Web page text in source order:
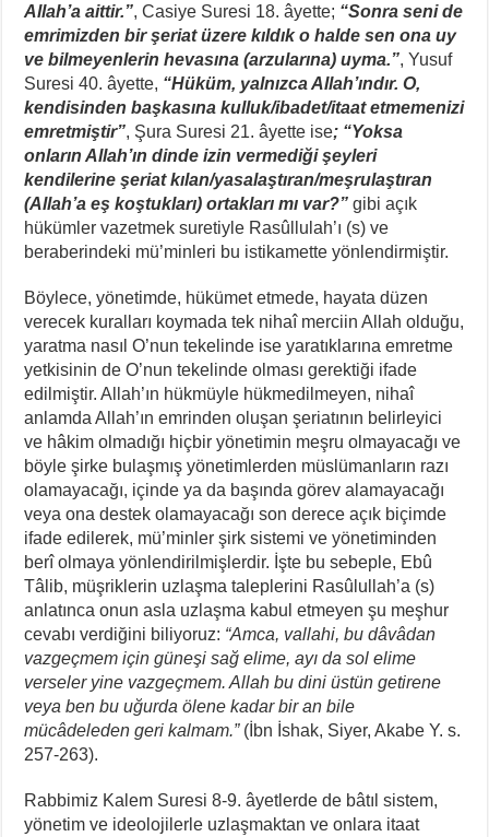
Allah’a aittir.”, Casiye Suresi 18. âyette; “Sonra seni de
emrimizden bir şeriat üzere kıldık o halde sen ona uy
ve bilmeyenlerin hevasına (arzularına) uyma.”, Yusuf
Suresi 40. âyette, “Hüküm, yalnızca Allah’ındır. O,
kendisinden başkasına kulluk/ibadet/itaat etmemenizi
emretmiştir”, Şura Suresi 21. âyette ise; “Yoksa
onların Allah’ın dinde izin vermediği şeyleri
kendilerine şeriat kılan/yasalaştıran/meşrulaştıran
(Allah’a eş koştukları) ortakları mı var?” gibi açık
hükümler vazetmek suretiyle Rasûllulah’ı (s) ve
beraberindeki mü’minleri bu istikamette yönlendirmiştir.
Böylece, yönetimde, hükümet etmede, hayata düzen
verecek kuralları koymada tek nihaî merciin Allah olduğu,
yaratma nasıl O’nun tekelinde ise yaratıklarına emretme
yetkisinin de O’nun tekelinde olması gerektiği ifade
edilmiştir. Allah’ın hükmüyle hükmedilmeyen, nihaî
anlamda Allah’ın emrinden oluşan şeriatının belirleyici
ve hâkim olmadığı hiçbir yönetimin meşru olmayacağı ve
böyle şirke bulaşmış yönetimlerden müslümanların razı
olamayacağı, içinde ya da başında görev alamayacağı
veya ona destek olamayacağı son derece açık biçimde
ifade edilerek, mü’minler şirk sistemi ve yönetiminden
berî olmaya yönlendirilmişlerdir. İşte bu sebeple, Ebû
Tâlib, müşriklerin uzlaşma taleplerini Rasûlullah’a (s)
anlatınca onun asla uzlaşma kabul etmeyen şu meşhur
cevabı verdiğini biliyoruz: “Amca, vallahi, bu dâvâdan
vazgeçmem için güneşi sağ elime, ayı da sol elime
verseler yine vazgeçmem. Allah bu dini üstün getirene
veya ben bu uğurda ölene kadar bir an bile
mücâdeleden geri kalmam.”(İbn İshak, Siyer, Akabe Y. s.
257-263).
Rabbimiz Kalem Suresi 8-9. âyetlerde de bâtıl sistem,
yönetim ve ideolojilerle uzlaşmaktan ve onlara itaat